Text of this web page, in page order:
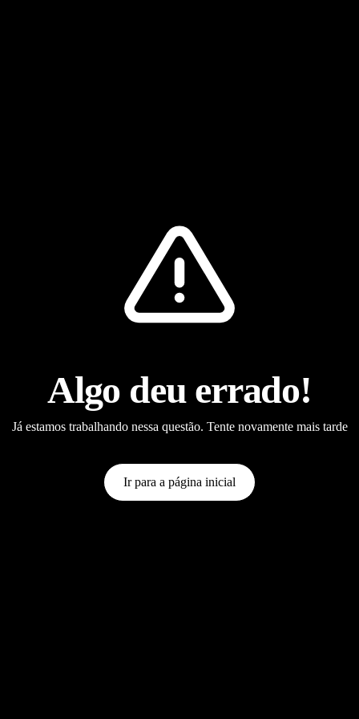
Algo deu errado!
Já estamos trabalhando nessa questão. Tente novamente mais tarde
Ir para a página inicial